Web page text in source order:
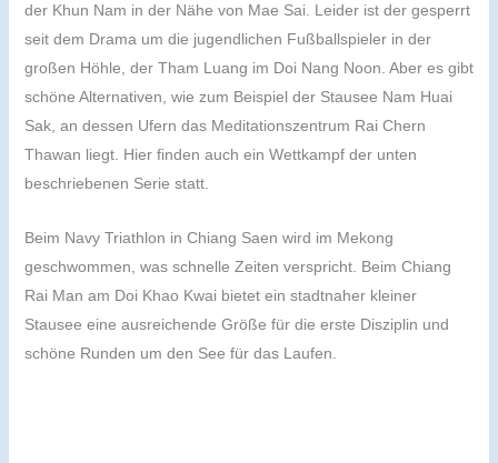
der Khun Nam in der Nähe von Mae Sai. Leider ist der gesperrt
seit dem Drama um die jugendlichen Fußballspieler in der
großen Höhle, der Tham Luang im Doi Nang Noon. Aber es gibt
schöne Alternativen, wie zum Beispiel der Stausee Nam Huai
Sak, an dessen Ufern das Meditationszentrum Rai Chern
Thawan liegt. Hier finden auch ein Wettkampf der unten
beschriebenen Serie statt.
Beim Navy Triathlon in Chiang Saen wird im Mekong
geschwommen, was schnelle Zeiten verspricht. Beim Chiang
Rai Man am Doi Khao Kwai bietet ein stadtnaher kleiner
Stausee eine ausreichende Größe für die erste Disziplin und
schöne Runden um den See für das Laufen.